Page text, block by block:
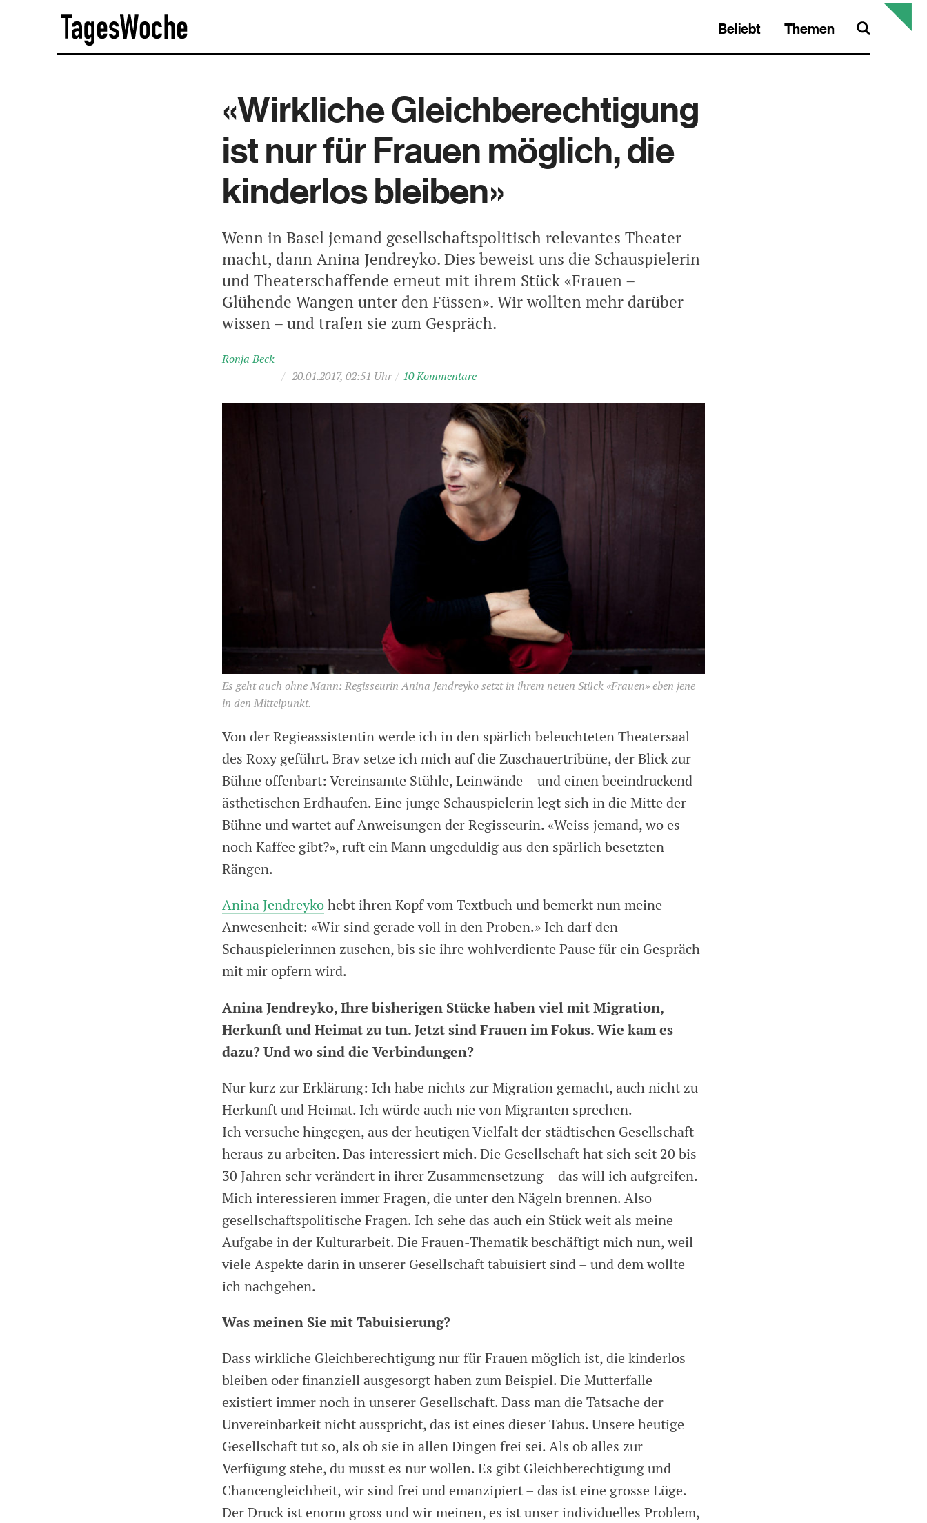
Beliebt Themen
«Wirkliche Gleichberechtigung
ist nur für Frauen möglich, die
kinderlos bleiben»
Wenn in Basel jemand gesellschaftspolitisch relevantes Theater
macht, dann Anina Jendreyko. Dies beweist uns die Schauspielerin
und Theaterschaffende erneut mit ihrem Stück «Frauen –
Glühende Wangen unter den Füssen». Wir wollten mehr darüber
wissen – und trafen sie zum Gespräch.
Ronja Beck
/ 20.01.2017, 02:51 Uhr / 10 Kommentare
Es geht auch ohne Mann: Regisseurin Anina Jendreyko setzt in ihrem neuen Stück «Frauen» eben jene
in den Mittelpunkt.
Von der Regieassistentin werde ich in den spärlich beleuchteten Theatersaal
des Roxy geführt. Brav setze ich mich auf die Zuschauertribüne, der Blick zur
Bühne offenbart: Vereinsamte Stühle, Leinwände – und einen beeindruckend
ästhetischen Erdhaufen. Eine junge Schauspielerin legt sich in die Mitte der
Bühne und wartet auf Anweisungen der Regisseurin. «Weiss jemand, wo es
noch Kaffee gibt?», ruft ein Mann ungeduldig aus den spärlich besetzten
Rängen.
Anina Jendreykohebt ihren Kopf vom Textbuch und bemerkt nun meine
Anwesenheit: «Wir sind gerade voll in den Proben.» Ich darf den
Schauspielerinnen zusehen, bis sie ihre wohlverdiente Pause für ein Gespräch
mit mir opfern wird.
Anina Jendreyko, Ihre bisherigen Stücke haben viel mit Migration,
Herkunft und Heimat zu tun. Jetzt sind Frauen im Fokus. Wie kam es
dazu? Und wo sind die Verbindungen?
Nur kurz zur Erklärung: Ich habe nichts zur Migration gemacht, auch nicht zu
Herkunft und Heimat. Ich würde auch nie von Migranten sprechen.
Ich versuche hingegen, aus der heutigen Vielfalt der städtischen Gesellschaft
heraus zu arbeiten. Das interessiert mich. Die Gesellschaft hat sich seit 20 bis
30 Jahren sehr verändert in ihrer Zusammensetzung – das will ich aufgreifen.
Mich interessieren immer Fragen, die unter den Nägeln brennen. Also
gesellschaftspolitische Fragen. Ich sehe das auch ein Stück weit als meine
Aufgabe in der Kulturarbeit. Die Frauen-Thematik beschäftigt mich nun, weil
viele Aspekte darin in unserer Gesellschaft tabuisiert sind – und dem wollte
ich nachgehen.
Was meinen Sie mit Tabuisierung?
Dass wirkliche Gleichberechtigung nur für Frauen möglich ist, die kinderlos
bleiben oder finanziell ausgesorgt haben zum Beispiel. Die Mutterfalle
existiert immer noch in unserer Gesellschaft. Dass man die Tatsache der
Unvereinbarkeit nicht ausspricht, das ist eines dieser Tabus. Unsere heutige
Gesellschaft tut so, als ob sie in allen Dingen frei sei. Als ob alles zur
Verfügung stehe, du musst es nur wollen. Es gibt Gleichberechtigung und
Chancengleichheit, wir sind frei und emanzipiert – das ist eine grosse Lüge.
Der Druck ist enorm gross und wir meinen, es ist unser individuelles Problem,